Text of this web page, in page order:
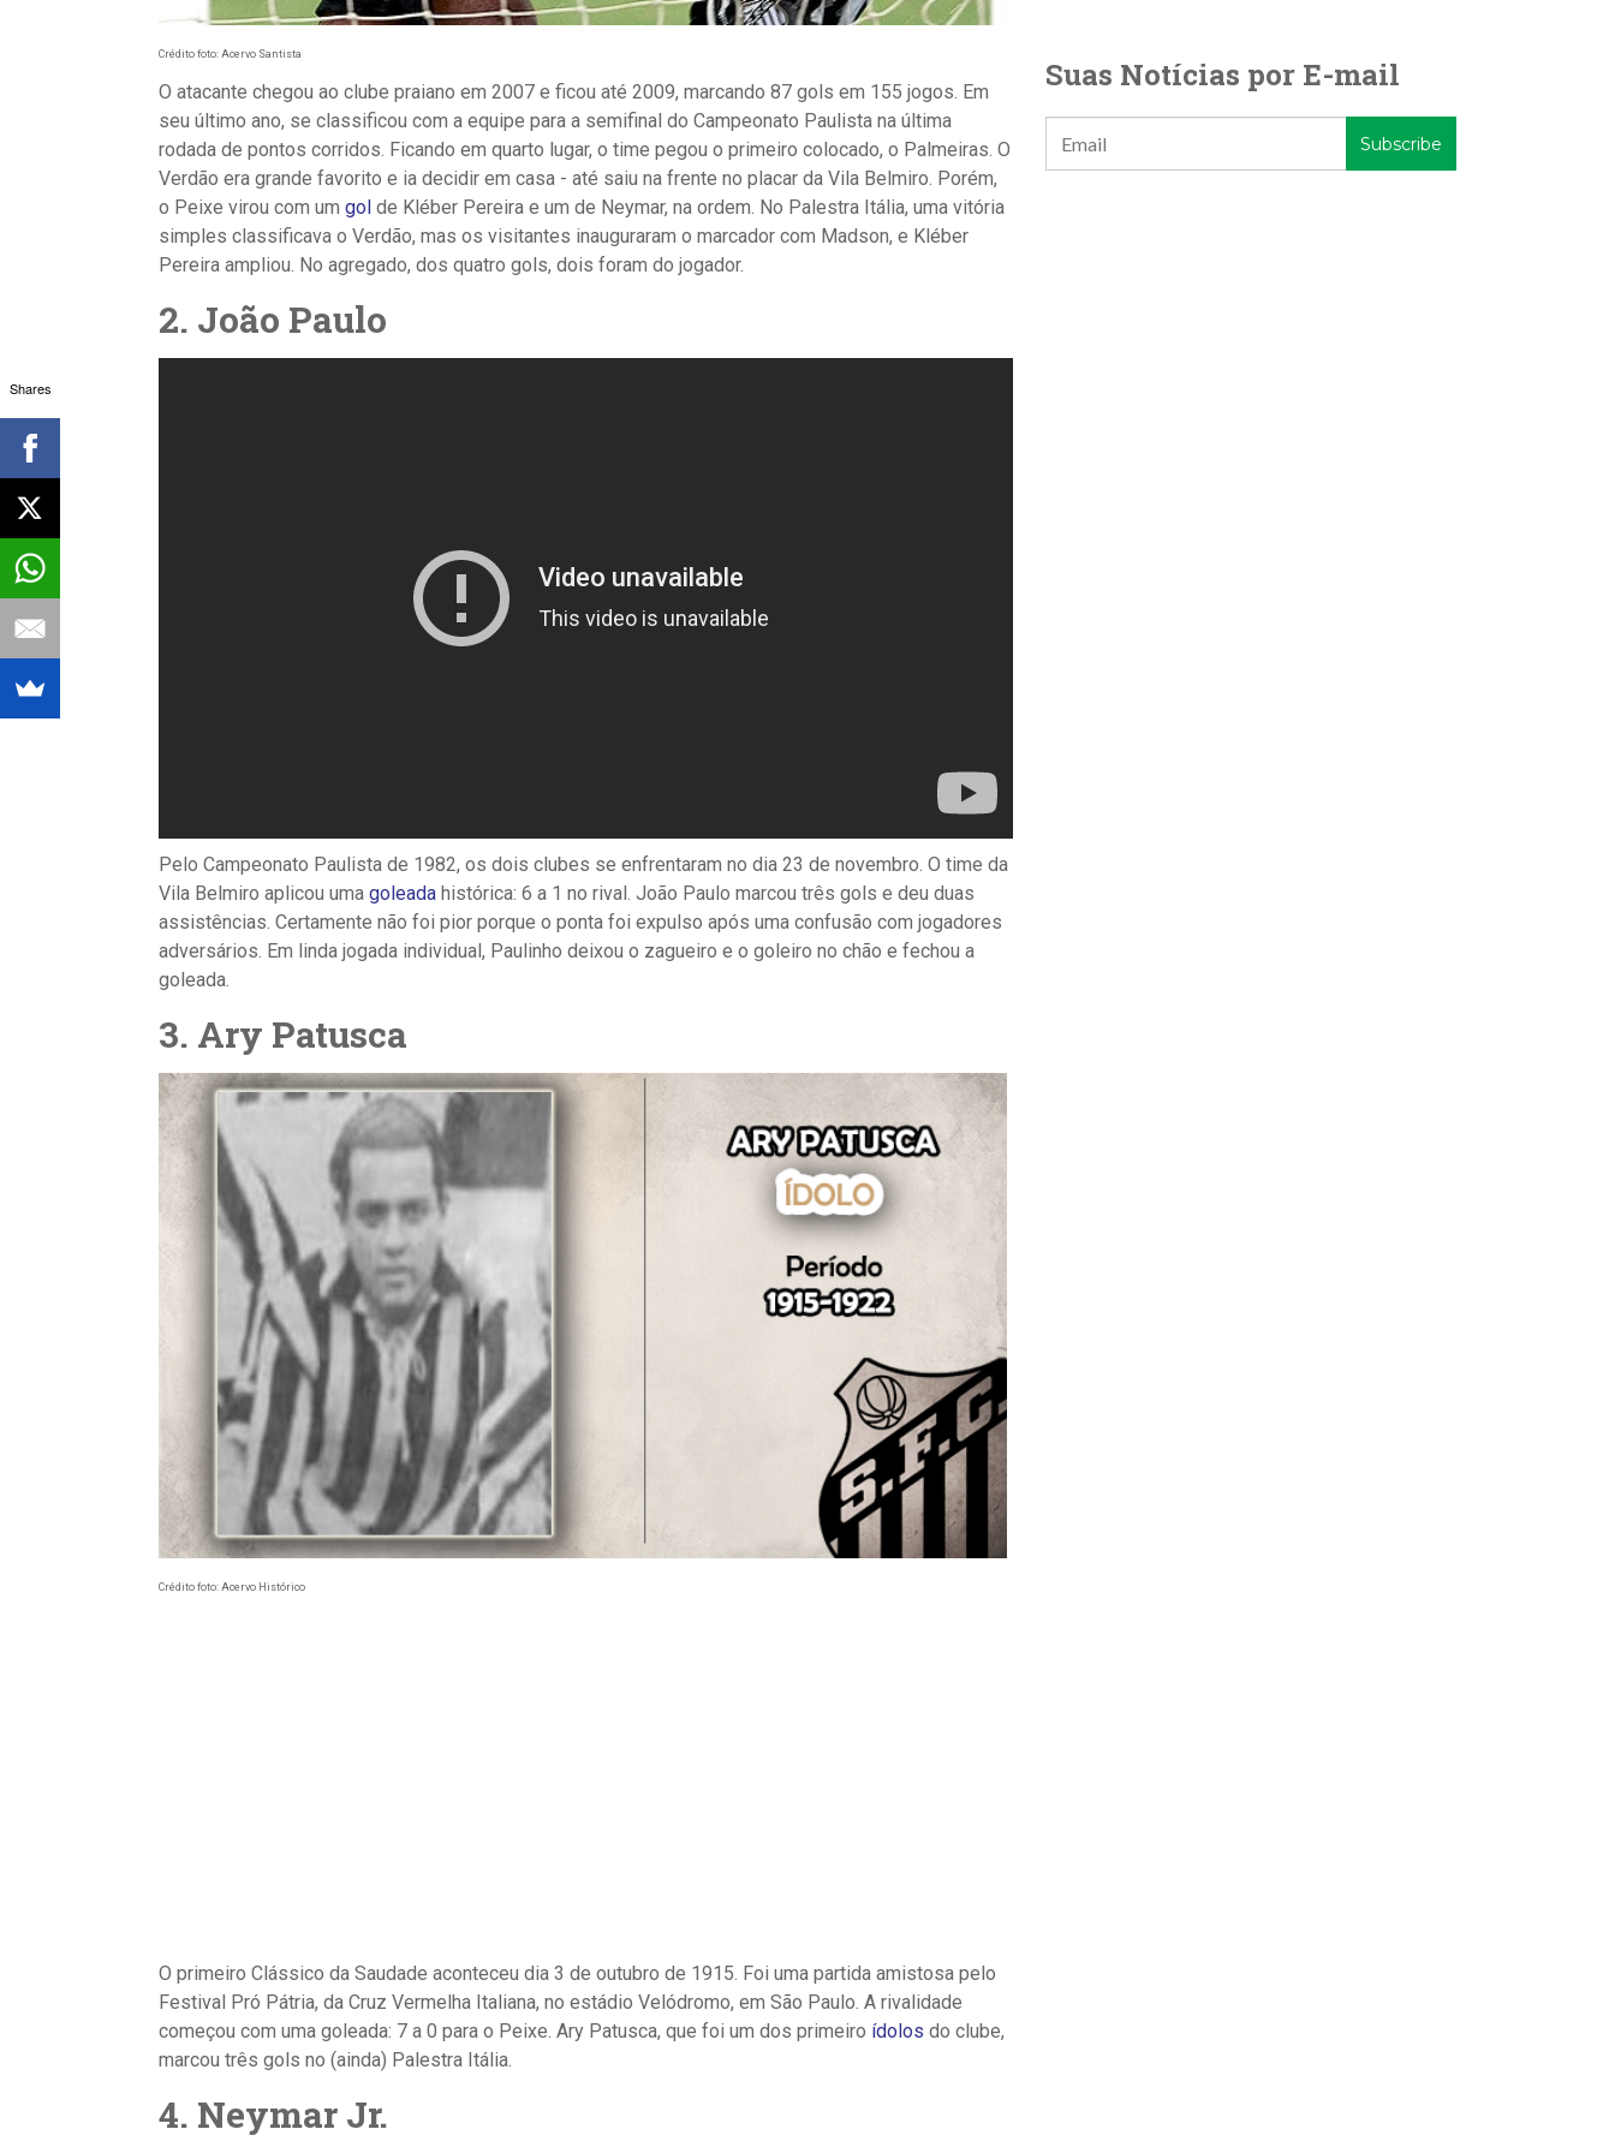
Crédito foto: Acervo Santista
O atacante chegou ao clube praiano em 2007 e ficou até 2009, marcando 87 gols em 155 jogos. Em
seu último ano, se classificou com a equipe para a semifinal do Campeonato Paulista na última
rodada de pontos corridos. Ficando em quarto lugar, o time pegou o primeiro colocado, o Palmeiras. O
Verdão era grande favorito e ia decidir em casa - até saiu na frente no placar da Vila Belmiro. Porém,
o Peixe virou com um gol de Kléber Pereira e um de Neymar, na ordem. No Palestra Itália, uma vitória
simples classificava o Verdão, mas os visitantes inauguraram o marcador com Madson, e Kléber
Pereira ampliou. No agregado, dos quatro gols, dois foram do jogador.
2. João Paulo
Pelo Campeonato Paulista de 1982, os dois clubes se enfrentaram no dia 23 de novembro. O time da
Vila Belmiro aplicou uma goleada histórica: 6 a 1 no rival. João Paulo marcou três gols e deu duas
assistências. Certamente não foi pior porque o ponta foi expulso após uma confusão com jogadores
adversários. Em linda jogada individual, Paulinho deixou o zagueiro e o goleiro no chão e fechou a
goleada.
3. Ary Patusca
Crédito foto: Acervo Histórico
O primeiro Clássico da Saudade aconteceu dia 3 de outubro de 1915. Foi uma partida amistosa pelo
Festival Pró Pátria, da Cruz Vermelha Italiana, no estádio Velódromo, em São Paulo. A rivalidade
começou com uma goleada: 7 a 0 para o Peixe. Ary Patusca, que foi um dos primeiro ídolos do clube,
marcou três gols no (ainda) Palestra Itália.
4. Neymar Jr.
Suas Notícias por E-mail
Shares